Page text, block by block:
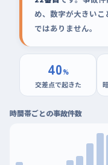
め、数字が大きい
ではありません。
40%
交差点で起きた
時間帯ごとの事故件数